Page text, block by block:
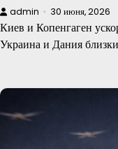
admin 30 июня, 2026
Киев и Копенгаген
Украина и Дания